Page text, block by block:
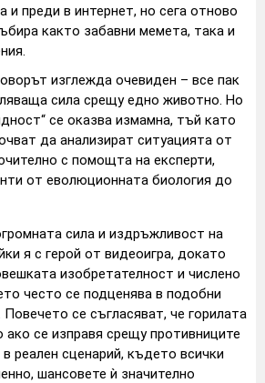
и преди в интернет, но сега отново
както забавни мемета, така и
изглежда очевиден – все пак
сила срещу едно животно. Но
се оказва измамна, тъй като
да анализират ситуацията от
с помощта на експерти,
от еволюционната биология до
сила и издръжливост на
я с герой от видеоигра, докато
изобретателност и числено
често се подценява в подобни
се съгласяват, че горилата
се изправя срещу противниците
реален сценарий, където всички
шансовете ѝ значително